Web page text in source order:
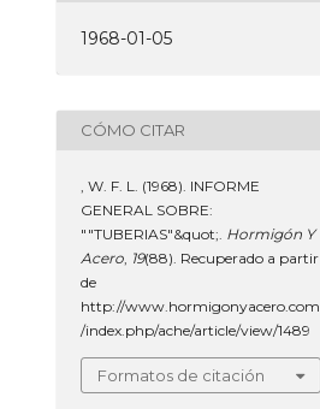
1968-01-05
CÓMO CITAR
, W. F. L. (1968). INFORME
GENERAL SOBRE:
""TUBERIAS"&quot;. Hormigón Y
Acero 19(88). Recuperado a partir
de
http://www.hormigonyacero.com
/index.php/ache/article/view/1489
Formatos de citación